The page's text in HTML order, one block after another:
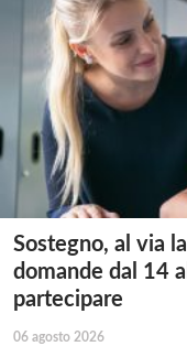
Sostegno, al via
domande dal 14
partecipare
06 agosto 2026